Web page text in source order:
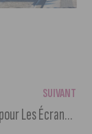
SUIVANT
Une musique pour Les Écrans de l’aventure